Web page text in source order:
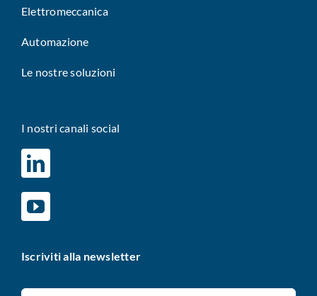
Elettromeccanica
Automazione
Le nostre soluzioni
I nostri canali social
Iscriviti alla newsletter